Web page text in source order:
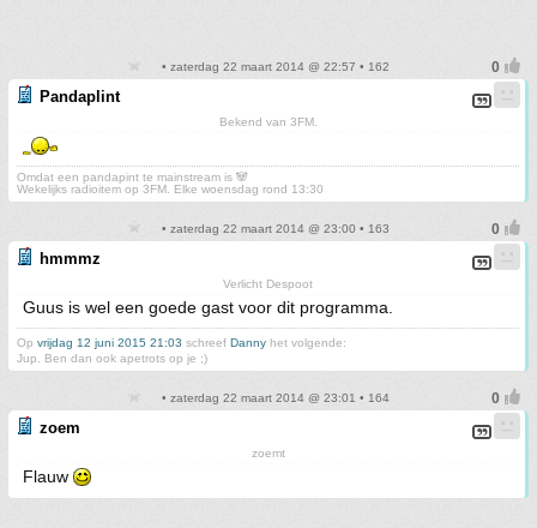
• zaterdag 22 maart 2014 @ 22:57 • 162
Pandaplint
Bekend van 3FM.
Omdat een pandapint te mainstream is 🐼
Wekelijks radioitem op 3FM. Elke woensdag rond 13:30
• zaterdag 22 maart 2014 @ 23:00 • 163
hmmmz
Verlicht Despoot
Guus is wel een goede gast voor dit programma.
Op vrijdag 12 juni 2015 21:03 schreef Danny het volgende:
Jup. Ben dan ook apetrots op je ;)
• zaterdag 22 maart 2014 @ 23:01 • 164
zoem
zoemt
Flauw